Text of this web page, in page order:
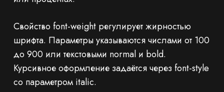
Свойство font-weight регулирует жирностью
шрифта. Параметры указываются числами от 100
до 900 или текстовыми normal и bold.
Курсивное оформление задаётся через font-style
со параметром italic.